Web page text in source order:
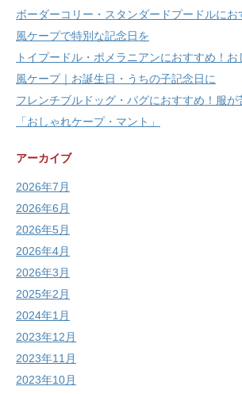
ボーダーコリー・スタンダードプードルにお
風ケープで特別な記念日を
トイプードル・ポメラニアンにおすすめ！
風ケープ｜お誕生日・うちの子記念日に
フレンチブルドッグ・パグにおすすめ！服が
「おしゃれケープ・マント」
アーカイブ
2026年7月
2026年6月
2026年5月
2026年4月
2026年3月
2025年2月
2024年1月
2023年12月
2023年11月
2023年10月